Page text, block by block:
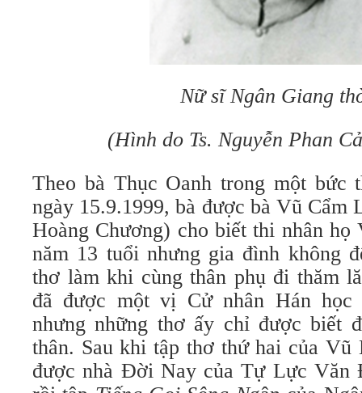
Nữ sĩ Ngân Giang
(Hình do Ts. Nguyễn Phan
Theo bà Thục Oanh trong một
ngày 15.9.1999, bà được bà Vũ
Hoàng Chương) cho biết thi nhân
năm 13 tuổi nhưng gia đình không
thơ làm khi cùng thân phụ đi thăm
đã được một vị Cử nhân Hán
nhưng những thơ ấy chỉ được biết
thân. Sau khi tập thơ thứ hai của Vũ
được nhà Đời Nay của Tự Lực Văn